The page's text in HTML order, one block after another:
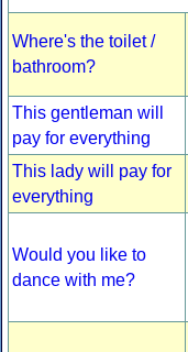
Where's the toilet /
bathroom?
This gentleman will
pay for everything
This lady will pay for
everything
Would you like to
dance with me?